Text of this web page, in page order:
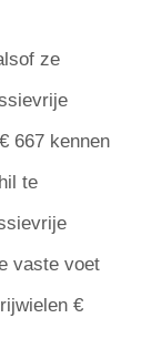
ze
667 kennen
te
vaste voet
€